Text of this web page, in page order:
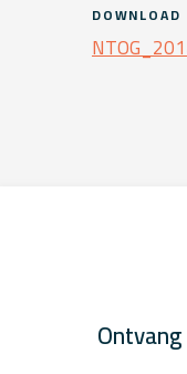
DOWNLOAD